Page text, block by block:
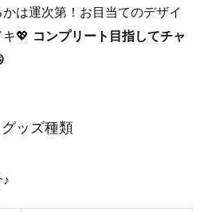
は運次第！お目当てのデザイ
💖 コンプリート目指してチャ
グッズ種類